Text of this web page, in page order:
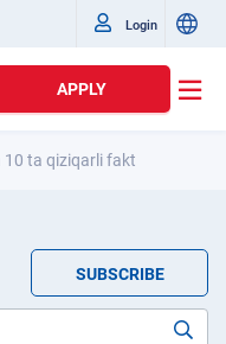
Login
APPLY
10 ta qiziqarli fakt
SUBSCRIBE